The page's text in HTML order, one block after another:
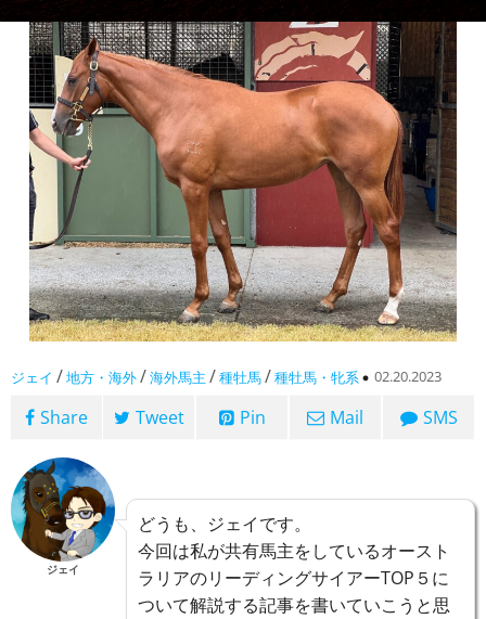
ジェイ /地方・海外/海外馬主 /種牡馬/種牡馬・牝系 02.20.2023
Share Tweet Pin Mail SMS
ジェイ
どうも、ジェイです。
今回は私が共有馬主をしているオースト
ラリアのリーディングサイアーTOP５に
ついて解説する記事を書いていこうと思